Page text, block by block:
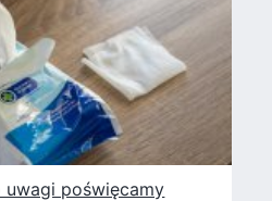
poświęcamy